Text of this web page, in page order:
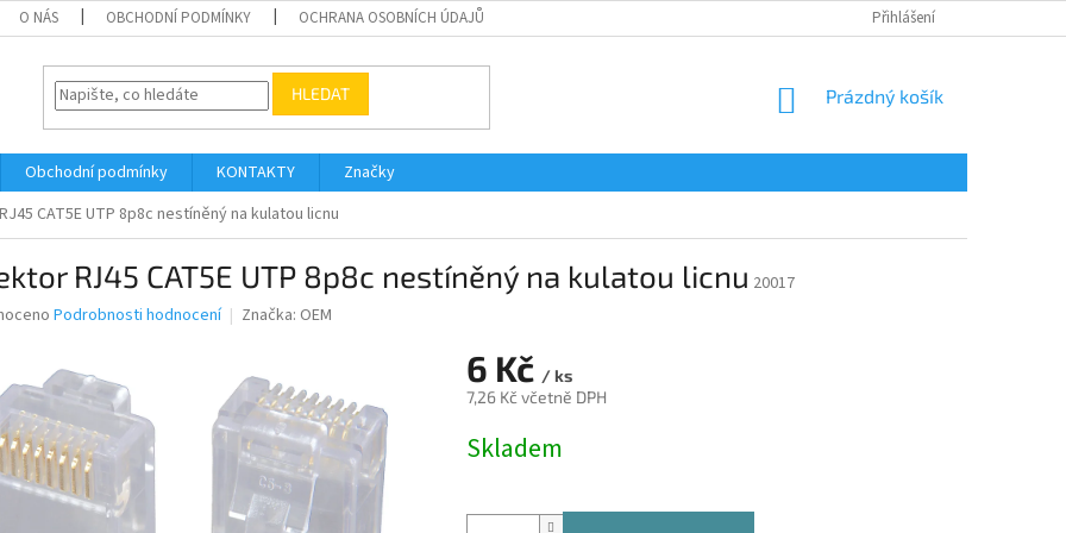
O NÁS OBCHODNÍ PODMÍNKY OCHRANA OSOBNÍCH ÚDAJŮ Přihlášení
HLEDAT
NÁKUPNÍ
Prázdný košík
Obchodní podmínky KONTAKTY
Značky
CAT5E UTP 8p8c nestíněný na kulatou licnu
RJ45 CAT5E UTP 8p8c nestíněný na kulatou licnu 20017
Podrobnosti hodnocení Značka: OEM
6 Kč / ks
7,26 Kč včetně DPH
cena:
Skladem